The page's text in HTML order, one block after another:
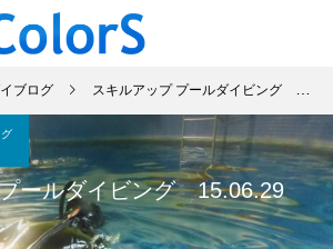
ブログ スキルアップ プールダイビング 15.06.29
ールダイビング 15.06.29